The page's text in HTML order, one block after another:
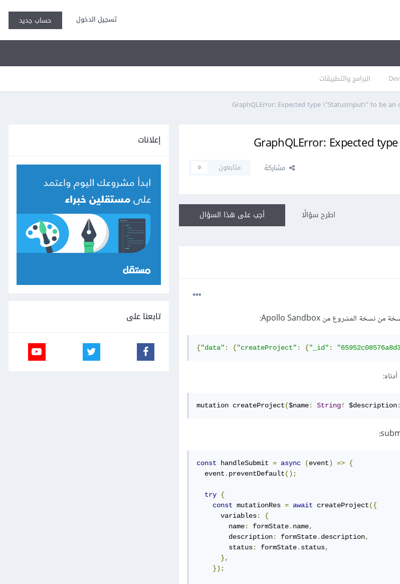
تسجيل الدخول حساب جديد
البرامج والتطبيقات
مشاركة متابعون 0
أجب على هذا السؤال اطرح سؤالًا
{"data" : {"createProject" : {"_id" :
mutation createProject($name: String! $description:
const handleSubmit = async (event) => {
  event
. preventDefault();
try {
const mutationRes = await createProject({
      variables
:
{
        name
: formState. name,
        description
: formState. description,
        status
: formState. status,
},
});
إعلانات
تابعنا على